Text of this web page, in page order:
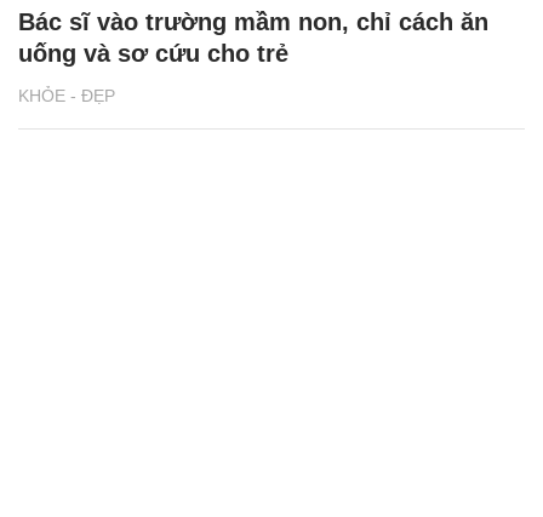
KHỎE - ĐẸP
Bác sĩ vào trường mầm non, chỉ cách ăn
uống và sơ cứu cho trẻ